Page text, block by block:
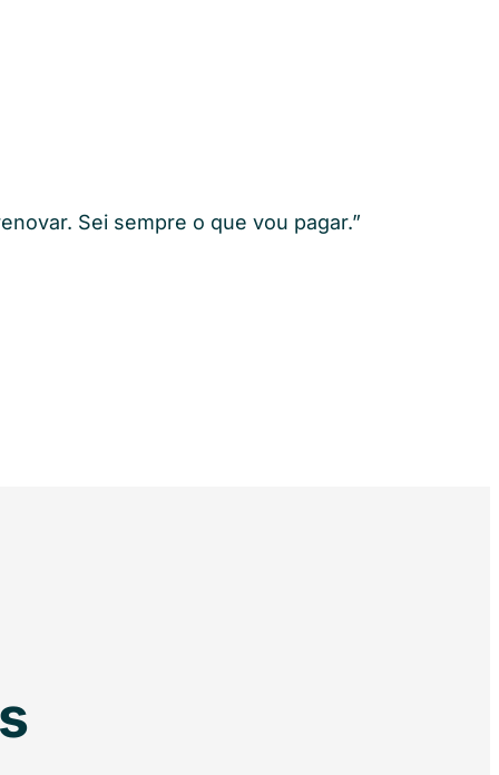
Sei sempre o que vou pagar.”